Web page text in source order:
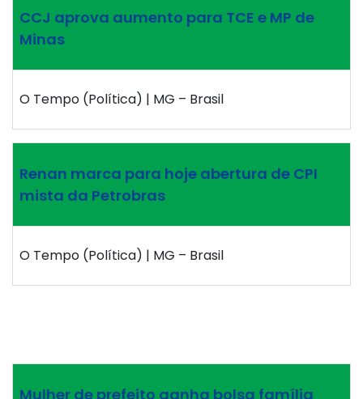
CCJ aprova aumento para TCE e MP de
Minas
O Tempo (Política) | MG – Brasil
Renan marca para hoje abertura de CPI
mista da Petrobras
O Tempo (Política) | MG – Brasil
Mulher de prefeito ganha bolsa família